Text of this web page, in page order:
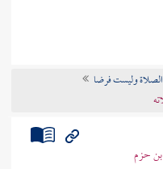
الصلاة وليست فرضا
حزم